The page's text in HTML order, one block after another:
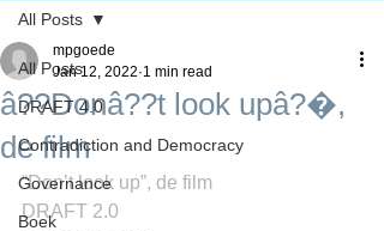
All Posts
DRAFT 4.0
Contradiction and Democracy
Governance
Boek
All Posts
â??Donâ??t look upâ?�,
de film
mpgoede
Jan 12, 2022 1 min read
“Don’t look up”, de film
DRAFT 2.0